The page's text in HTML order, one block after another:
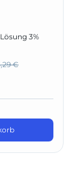
3%
€